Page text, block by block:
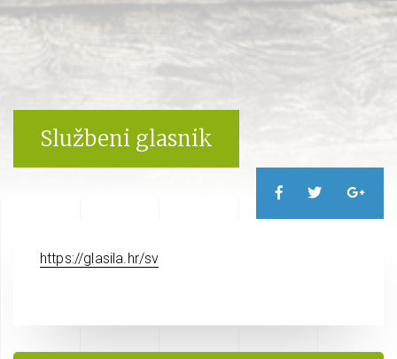
Službeni glasnik
https://glasila.hr/sv